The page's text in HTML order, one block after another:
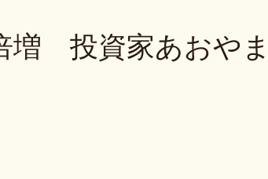
増 投資家あおやま